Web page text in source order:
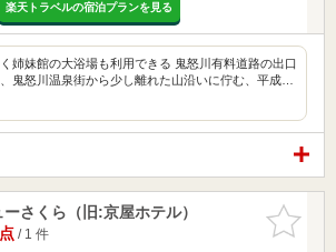
楽天トラベルの宿泊プランを見る
姉妹館の大浴場も利用できる 鬼怒川有料道路の出口
鬼怒川温泉街から少し離れた山沿いに佇む、平成…
お気に入
りに追加
さくら（旧:京屋ホテル）
/ 1 件